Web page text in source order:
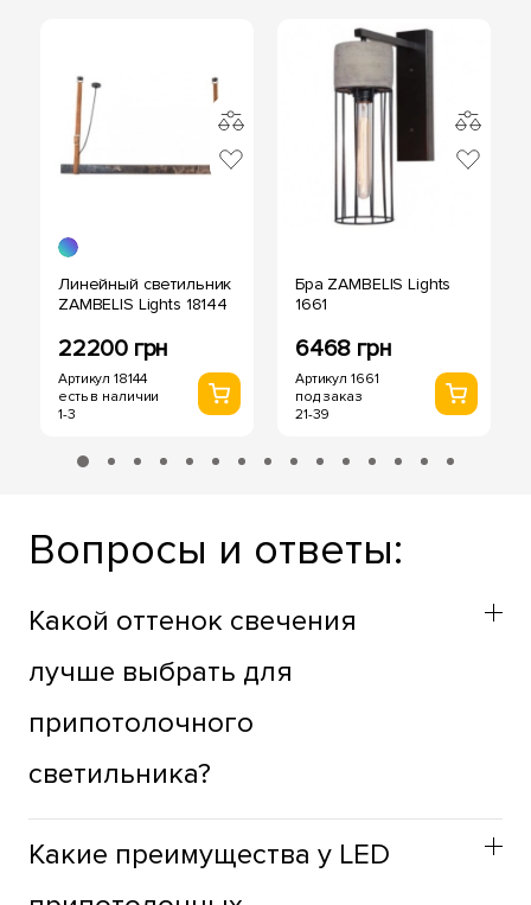
Линейный светильник
ZAMBELIS Lights 18144
22200 грн
Артикул 18144
есть в наличии
1-3
Бра ZAMBELIS Lights
1661
6468 грн
Артикул 1661
под заказ
21-39
Вопросы и ответы:
Какой оттенок свечения
лучше выбрать для
припотолочного
светильника?
Оттенок припотолочных светильников стоит выбирать
учитывая функциональное назначение пространства.
Для жилых зон лучше использовать теплый оттенок,
Какие преимущества у LED